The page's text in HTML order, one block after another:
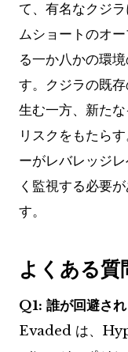
て、有名なクジ
ムショートのオ
る一か八かの環
す。クジラの既
生む一方、新た
リスクをもたら
ーがレバレッジ
く監視する必要
す。
よくある質
Q1: 誰が回避され
Evaded は、